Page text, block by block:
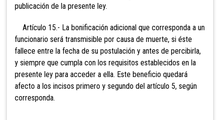
publicación de la presente ley.
Artículo 15.- La bonificación adicional que corresponda a un
funcionario será transmisible por causa de muerte, si éste
fallece entre la fecha de su postulación y antes de percibirla,
y siempre que cumpla con los requisitos establecidos en la
presente ley para acceder a ella. Este beneficio quedará
afecto a los incisos primero y segundo del artículo 5, según
corresponda.